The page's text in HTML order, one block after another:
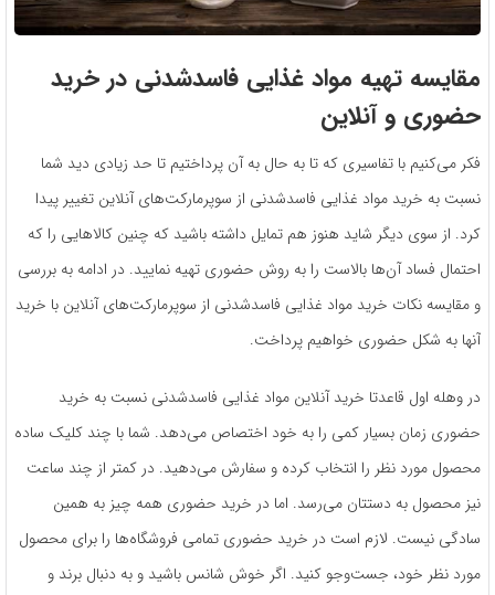
مقایسه تهیه مواد غذایی فاسدشدنی در خرید
حضوری و آنلاین
فکر می‌کنیم با تفاسیری که تا به حال به آن پرداختیم تا حد زیادی دید شما
نسبت به خرید مواد غذایی فاسدشدنی از سوپرمارکت‌های آنلاین تغییر پیدا
کرد. از سوی دیگر شاید هنوز هم تمایل داشته باشید که چنین کالاهایی را که
احتمال فساد آن‌ها بالاست را به روش حضوری تهیه نمایید. در ادامه به بررسی
و مقایسه نکات خرید مواد غذایی فاسدشدنی از سوپرمارکت‌های آنلاین با خرید
آ‌نها به شکل حضوری خواهیم پرداخت.
در وهله اول قاعدتا خرید آنلاین مواد غذایی فاسدشدنی نسبت به خرید
حضوری زمان بسیار کمی را به خود اختصاص می‌دهد. شما با چند کلیک ساده
محصول مورد نظر را انتخاب کرده و سفارش می‌دهید. در کمتر از چند ساعت
نیز محصول به دستتان می‌رسد. اما در خرید حضوری همه چیز به همین
سادگی نیست. لازم است در خرید حضوری تمامی فروشگاه‌ها را برای محصول
مورد نظر خود، جست‌وجو کنید. اگر خوش شانس باشید و به دنبال برند و